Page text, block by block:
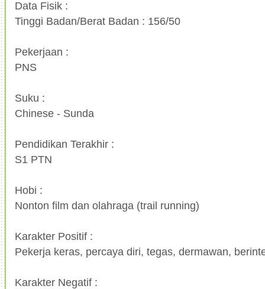
Data Fisik :
Tinggi Badan/Berat Badan : 156/50
Pekerjaan :
PNS
Suku :
Chinese - Sunda
Pendidikan Terakhir :
S1 PTN
Hobi :
Nonton film dan olahraga (trail running)
Karakter Positif :
Pekerja keras, percaya diri, tegas, dermawan,
Karakter Negatif :